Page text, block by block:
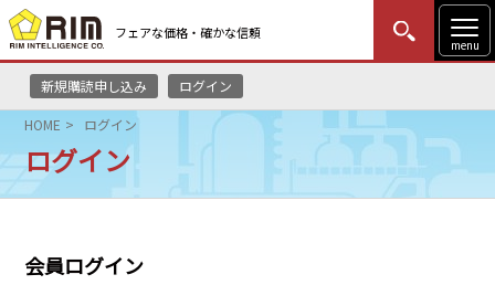
フェアな価格・確かな信頼
menu
新規購読申し込み ログイン
MENU
はじめての方
HOME
リムレポート
HOME ログイン
ログイン
会員ログイン